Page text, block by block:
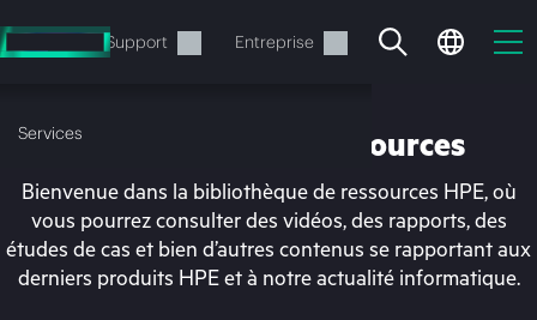
au
contenu
Support Entreprise
ServicesBibliothèque de ressources
Bienvenue dans la bibliothèque de ressources HPE, où
vous pourrez consulter des vidéos, des rapports, des
études de cas et bien d’autres contenus se rapportant aux
derniers produits HPE et à notre actualité informatique.